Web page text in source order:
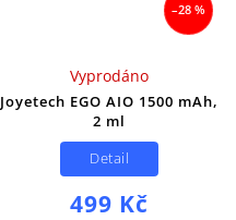
–28 %
Joyetech EGO AIO 1500 mAh,
2 ml
Vyprodáno
499 Kč
Detail